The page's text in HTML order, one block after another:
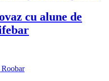
cu alune de